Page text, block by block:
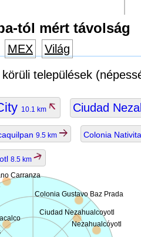
tól mért távolság
MEX
Világ
települések
10.1 km Ciudad
9.5 km Colonia
8.5 km
Ciudad Nezahualcoyotl
Carranza
Colonia Gustavo Baz Prada
Nezahualcóyotl